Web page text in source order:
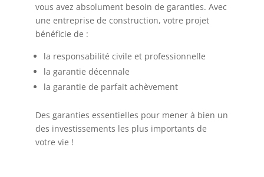
vous avez absolument besoin de garanties. Avec
une entreprise de construction, votre projet
bénéficie de :
la responsabilité civile et professionnelle
la garantie décennale
la garantie de parfait achèvement
Des garanties essentielles pour mener à bien un
des investissements les plus importants de
votre vie !